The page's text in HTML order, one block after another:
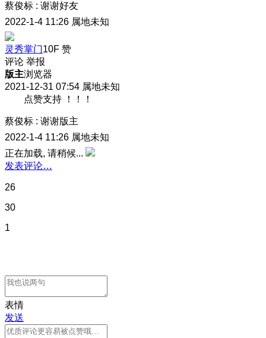
蔡俊标 : 谢谢好友
2022-1-4 11:26 属地未知
灵秀掌门10F 赞
评论 举报
版主浏览器
2021-12-31 07:54 属地未知
点赞支持 ！！！
蔡俊标 : 谢谢版主
2022-1-4 11:26 属地未知
正在加载, 请稍候...
发表评论…
26
30
1
表情
发送